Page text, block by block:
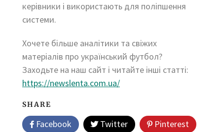
керівники і використають для поліпшення
системи.
Хочете більше аналітики та свіжих
матеріалів про український футбол?
Заходьте на наш сайт і читайте інші статті:
https://newslenta.com.ua/
SHARE
Facebook Twitter
Pinterest